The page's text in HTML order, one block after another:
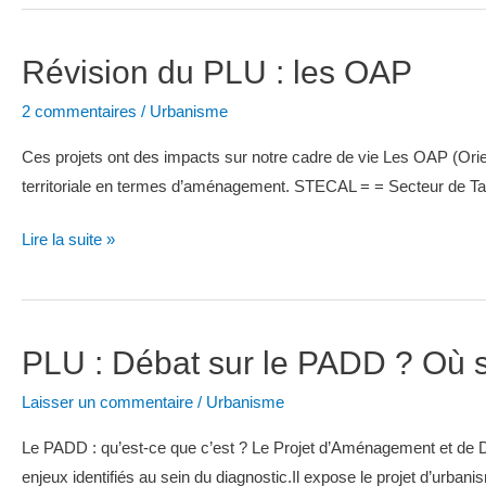
d’ASAPPE
la
du
PLU
Révision du PLU : les OAP
2 commentaires / Urbanisme
Ces projets ont des impacts sur notre cadre de vie Les OAP
territoriale en termes d’aménagement. STECAL = = Secteur de
Révision
PLU
les
Lire la suite »
PLU : Débat sur le PADD ? Où
Laisser un commentaire / Urbanisme
Le PADD : qu’est-ce que c’est ? Le Projet d’Aménagement et
enjeux identifiés au sein du diagnostic.Il expose le projet